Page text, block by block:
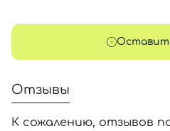
Отзывы
К сожалению, отзывов